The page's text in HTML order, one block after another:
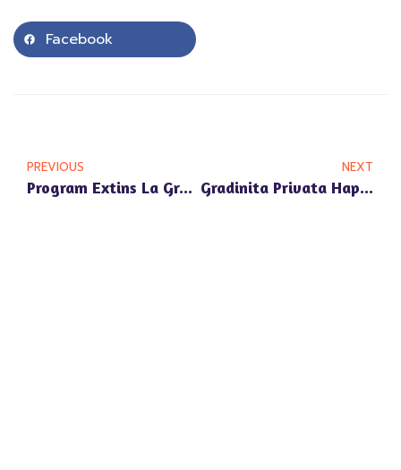
Facebook
PREVIOUS
Program Extins La Gradinita Privata Happy Univers Pipera: Beneficii Pentru Parinti Ocupati
NEXT
Gradinita Privata Happy Univers Pipera – Un Pas Spre Dezvoltarea Echilibrata A Copilului